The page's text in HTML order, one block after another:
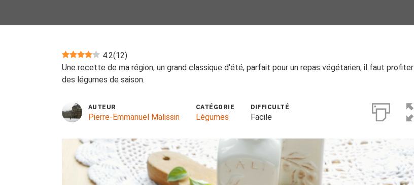
4.2(12)
Une recette de ma région, un grand classique d'été, parfait pour un repas végétarien, il faut profiter
des légumes de saison.
AUTEUR
Pierre-Emmanuel Malissin
CATÉGORIE
Légumes
DIFFICULTÉ
Facile